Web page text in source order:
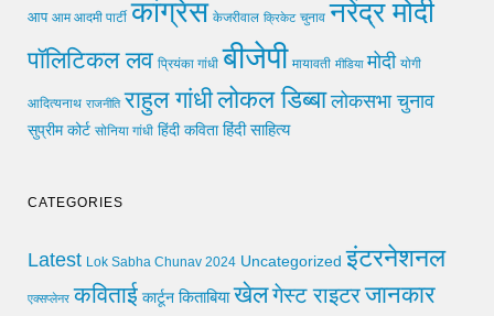
आप आम आदमी पार्टी कांग्रेस केजरीवाल क्रिकेट चुनाव नरेंद्र मोदी
पॉलिटिकल लव प्रियंका गांधी बीजेपी मायावती मीडिया मोदी योगी
आदित्यनाथ राजनीति राहुल गांधीलोकल डिब्बा लोकसभा चुनाव
सुप्रीम कोर्ट सोनिया गांधी हिंदी कविता हिंदी साहित्य
CATEGORIES
Latest Lok Sabha Chunav 2024 Uncategorized इंटरनेशनल
एक्सप्लेनर कविताई कार्टून किताबिया खेलगेस्ट राइटरजानकार